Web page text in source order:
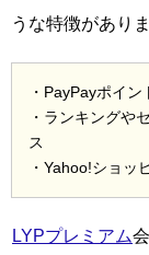
うな特徴がありま
・PayPayポイ
・ランキングや
ス
・Yahoo!ショッ
LYPプレミアム